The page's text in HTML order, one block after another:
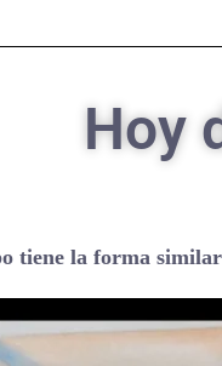
Hoy
forma similar a